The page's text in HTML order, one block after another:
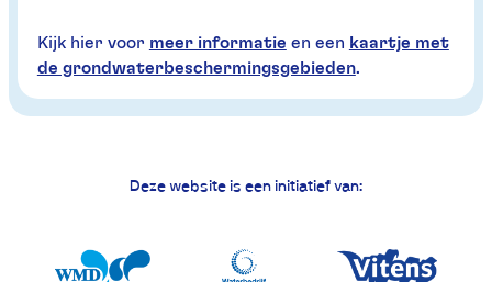
Kijk hier voor meer informatie en een kaartje met
de grondwaterbeschermingsgebieden.
Deze website is een initiatief van: